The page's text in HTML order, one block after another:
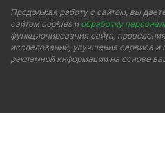
Продолжая работу с сайтом, вы
сайтом cookies и обработку
функционирования сайта,
исследований, улучшения сервиса и
рекламной информации на основе